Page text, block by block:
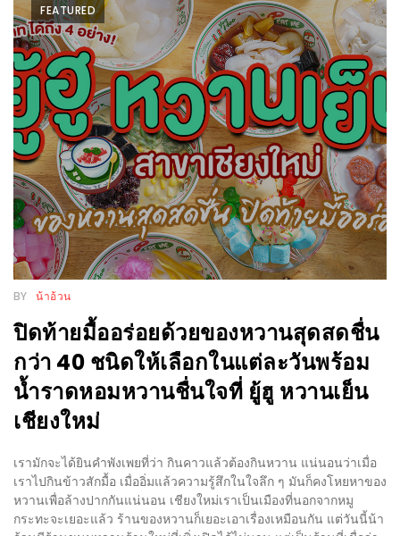
FAIR
2017
เชียงใหม่
จัด
เต็ม
กับ
แผนที่
ร้าน
หมู
กระทะ
ทั่ว
งบ
ไม่
ปลาย
อิ่ม
ลล์
ไม่
FEATURED
BY น้าอ้วน
ปิดท้ายมื้ออร่อยด้วยของหวานสุดสดชื่น
กว่า 40 ชนิดให้เลือกในแต่ละวันพร้อม
น้ำราดหอมหวานชื่นใจที่ ยู้ฮู หวานเย็น
เชียงใหม่
เรามักจะได้ยินคำพังเพยที่ว่า กินคาวแล้วต้องกินหวาน แน่นอนว่าเมื่อ
เราไปกินข้าวสักมื้อ เมื่ออิ่มแล้วความรู้สึกในใจลึก ๆ มันก็คงโหยหาของ
หวานเพื่อล้างปากกันแน่นอน เชียงใหม่เราเป็นเมืองที่นอกจากหมู
กระทะจะเยอะแล้ว ร้านของหวานก็เยอะเอาเรื่องเหมือนกัน แต่วันนี้น้า